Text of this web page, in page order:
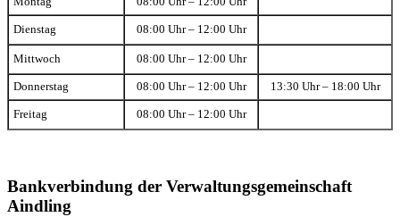
Dienstag 08:00 Uhr – 12:00 Uhr
Mittwoch 08:00 Uhr – 12:00 Uhr
Donnerstag 08:00 Uhr – 12:00 Uhr 13:30 Uhr – 18:00 Uhr
Freitag 08:00 Uhr – 12:00 Uhr
Bankverbindung der Verwaltungsgemeinschaft
Aindling